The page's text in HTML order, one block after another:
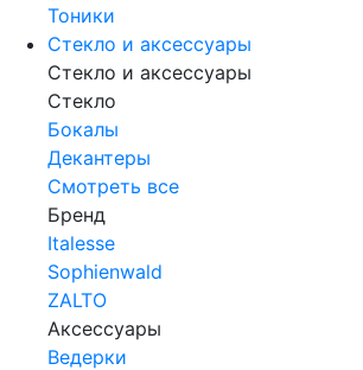
Тоники
Стекло и аксессуары
Стекло и аксессуары
Стекло
Бокалы
Декантеры
Смотреть все
Бренд
Italesse
Sophienwald
ZALTO
Аксессуары
Ведерки